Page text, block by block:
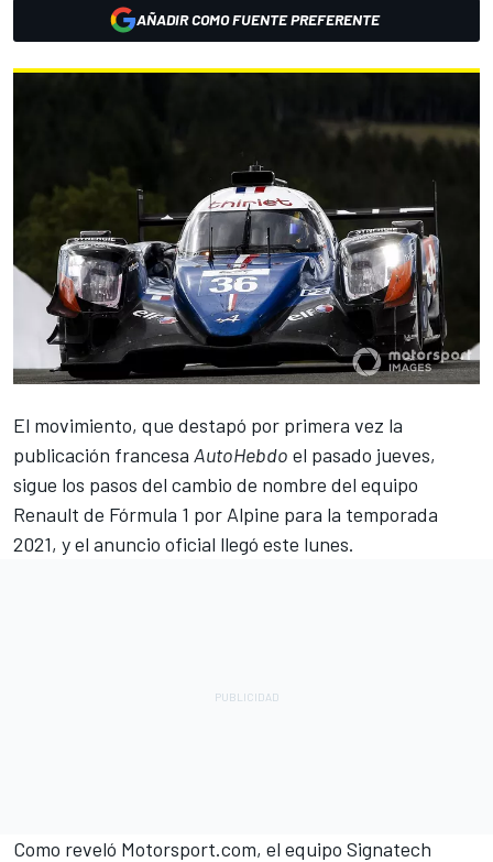
AÑADIR COMO FUENTE PREFERENTE
El movimiento, que destapó por primera vez la
publicación francesa AutoHebdo el pasado jueves,
sigue los pasos del cambio de nombre del equipo
Renault de Fórmula 1 por Alpine para la temporada
2021, y el anuncio oficial llegó este lunes.
Como reveló Motorsport.com, el equipo Signatech